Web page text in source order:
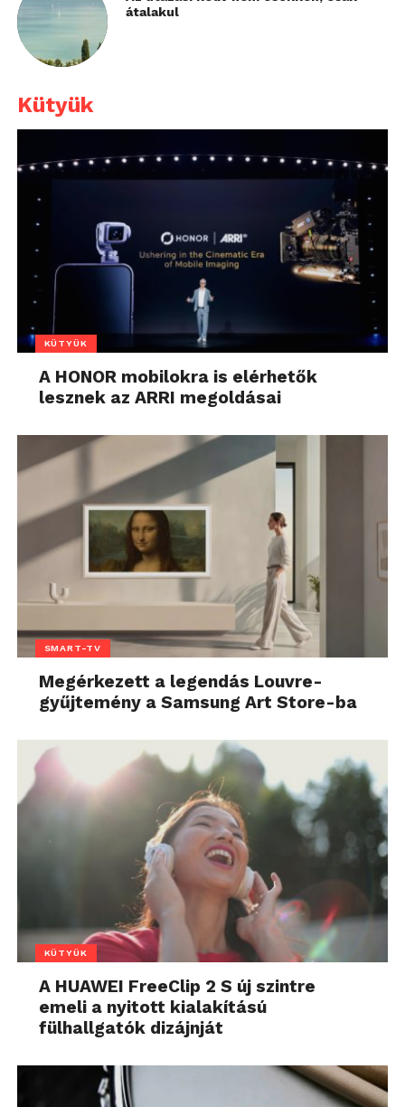
átalakul
Kütyük
KÜTYÜK
A HONOR mobilokra is elérhetők
lesznek az ARRI megoldásai
SMART-TV
Megérkezett a legendás Louvre-
gyűjtemény a Samsung Art Store-ba
KÜTYÜK
A HUAWEI FreeClip 2 S új szintre
emeli a nyitott kialakítású
fülhallgatók dizájnját